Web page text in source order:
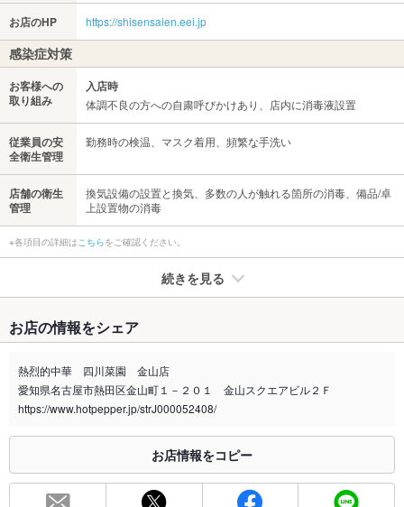
お店のHP https://shisensaien.eei.jp
感染症対策
お客様への
取り組み
入店時
体調不良の方への自粛呼びかけあり、店内に消毒液設置
従業員の安
全衛生管理
勤務時の検温、マスク着用、頻繁な手洗い
店舗の衛生
管理
換気設備の設置と換気、多数の人が触れる箇所の消毒、備品/卓
上設置物の消毒
※各項目の詳細はこちらをご確認ください。
続きを見る
禁煙・喫煙
全席喫煙可
喫煙専用室 なし
合わせください。
お席
お店の情報をシェア
熱烈的中華 四川菜園 金山店
愛知県名古屋市熱田区金山町１－２０１ 金山スクエアビル２Ｆ
https://www.hotpepper.jp/strJ000052408/
お店情報をコピー